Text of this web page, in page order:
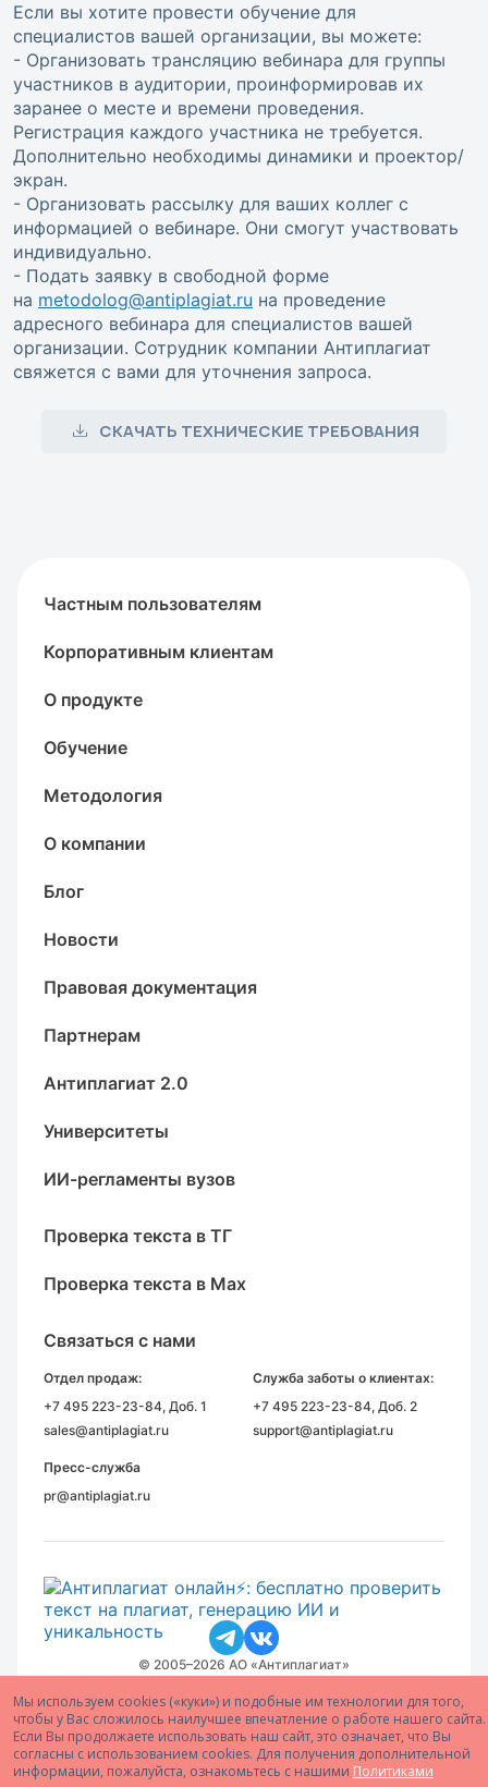
Мы используем cookies («куки») и подобные им технологии для того,
чтобы у Вас сложилось наилучшее впечатление о работе нашего сайта.
Если Вы продолжаете использовать наш сайт, это означает, что Вы
согласны с использованием cookies. Для получения дополнительной
информации, пожалуйста, ознакомьтесь с нашими Политиками
Если вы хотите провести обучение для
специалистов вашей организации, вы можете:
- Организовать трансляцию вебинара для группы
участников в аудитории, проинформировав их
заранее о месте и времени проведения.
Регистрация каждого участника не требуется.
Дополнительно необходимы динамики и проектор/
экран.
- Организовать рассылку для ваших коллег с
информацией о вебинаре. Они смогут участвовать
индивидуально.
- Подать заявку в свободной форме
на metodolog@antiplagiat.ru на проведение
адресного вебинара для специалистов вашей
организации. Сотрудник компании Антиплагиат
свяжется с вами для уточнения запроса.
СКАЧАТЬ ТЕХНИЧЕСКИЕ ТРЕБОВАНИЯ
Частным пользователям
Корпоративным клиентам
О продукте
Обучение
Методология
О компании
Блог
Новости
Правовая документация
Партнерам
Антиплагиат 2.0
Университеты
ИИ-регламенты вузов
Проверка текста в ТГ
Проверка текста в Max
Связаться с нами
Отдел продаж:
+7 495 223-23-84, Доб. 1
sales@antiplagiat.ru
Служба заботы о клиентах:
+7 495 223-23-84, Доб. 2
support@antiplagiat.ru
Пресс-служба
pr@antiplagiat.ru
© 2005–2026 АО «Антиплагиат»